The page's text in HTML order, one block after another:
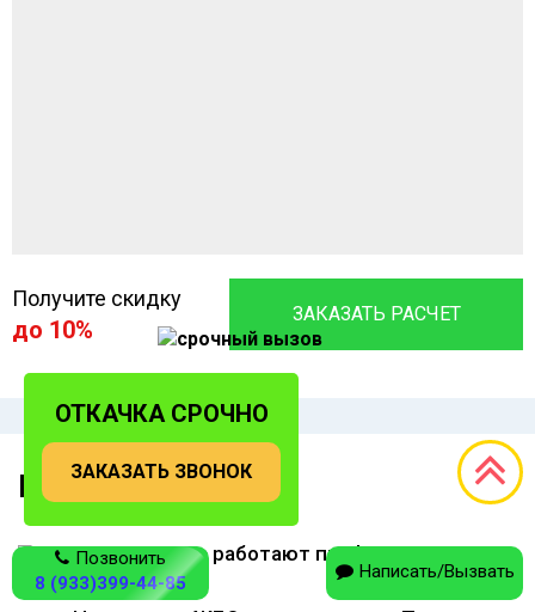
Получите скидку
до 10%
ЗАКАЗАТЬ РАСЧЕТ
Наши гарантии
У нас работают профессионалы
ОТКАЧКА СРОЧНО
ЗАКАЗАТЬ ЗВОНОК
Позвонить
8 (933)399-44-85
Написать/Вызвать